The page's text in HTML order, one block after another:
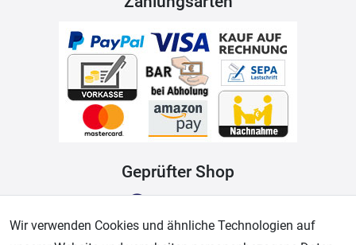
Geprüfter Shop
Wir verwenden Cookies und ähnliche Technologien auf